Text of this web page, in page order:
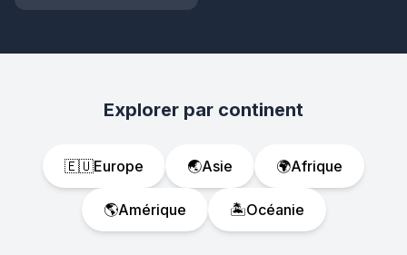
Explorer par continent
🇪🇺Europe 🌏Asie 🌍Afrique
🌎Amérique 🏝️Océanie